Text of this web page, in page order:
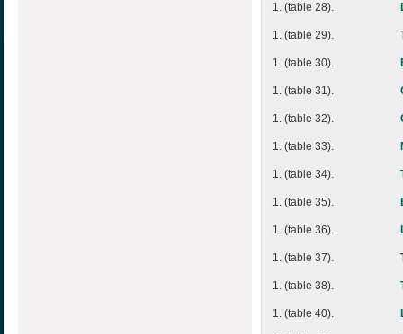
1. (table 28).
1. (table 29).
1. (table 30).
1. (table 31).
1. (table 32).
1. (table 33).
1. (table 34).
1. (table 35).
1. (table 36).
1. (table 37).
1. (table 38).
1. (table 40).